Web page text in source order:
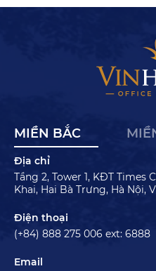
MIỀN BẮC
Địa chỉ
Tầng 2, Tower 1, KĐT Times
Khai, Hai Bà Trưng, Hà Nội,
Điện thoại
(+84) 888 275 006 ext: 6888
Email